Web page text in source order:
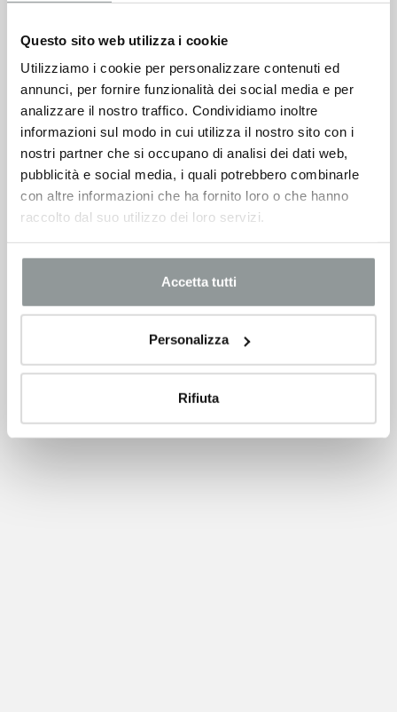
Questo sito web utilizza i cookie
Utilizziamo i cookie per personalizzare contenuti ed
annunci, per fornire funzionalità dei social media e per
analizzare il nostro traffico. Condividiamo inoltre
informazioni sul modo in cui utilizza il nostro sito con i
nostri partner che si occupano di analisi dei dati web,
pubblicità e social media, i quali potrebbero combinarle
con altre informazioni che ha fornito loro o che hanno
raccolto dal suo utilizzo dei loro servizi.
Accetta tutti
Personalizza
Rifiuta